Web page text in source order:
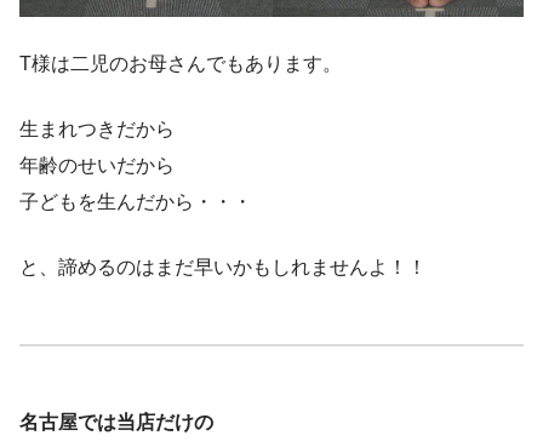
T様は二児のお母さんでもあります。
生まれつきだから
年齢のせいだから
子どもを生んだから・・・
と、諦めるのはまだ早いかもしれませんよ！！
名古屋では当店だけの